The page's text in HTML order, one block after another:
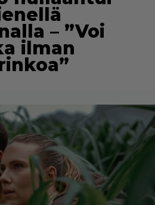
– ”Voi
ilman